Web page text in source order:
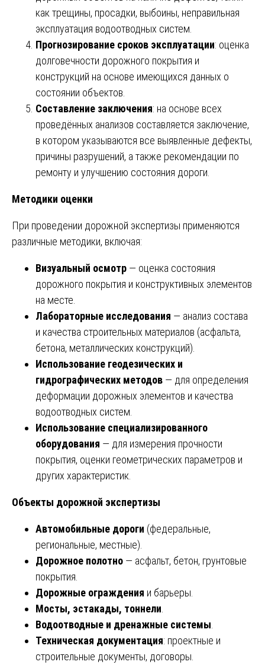
как трещины, просадки, выбоины, неправильная
эксплуатация водоотводных систем.
Прогнозирование сроков эксплуатации: оценка
долговечности дорожного покрытия и
конструкций на основе имеющихся данных о
состоянии объектов.
Составление заключения: на основе всех
проведённых анализов составляется заключение,
в котором указываются все выявленные дефекты,
причины разрушений, а также рекомендации по
ремонту и улучшению состояния дороги.
Методики оценки
При проведении дорожной экспертизы применяются
различные методики, включая:
Визуальный осмотр — оценка состояния
дорожного покрытия и конструктивных элементов
на месте.
Лабораторные исследования — анализ состава
и качества строительных материалов (асфальта,
бетона, металлических конструкций).
Использование геодезических и
гидрографических методов — для определения
деформации дорожных элементов и качества
водоотводных систем.
Использование специализированного
оборудования — для измерения прочности
покрытия, оценки геометрических параметров и
других характеристик.
Объекты дорожной экспертизы
Автомобильные дороги (федеральные,
региональные, местные).
Дорожное полотно — асфальт, бетон, грунтовые
покрытия.
Дорожные ограждения и барьеры.
Мосты, эстакады, тоннели
Водоотводные и дренажные системы
Техническая документация: проектные и
строительные документы, договоры.